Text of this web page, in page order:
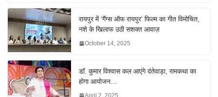
रायपुर में ‘गैंग्स ऑफ रायपुर’ फिल्म का गीत विमोचित,
नशे के खिलाफ उठी सशक्त आवाज़
October 14, 2025
डॉ. कुमार विश्वास कल आएंगे दंतेवाड़ा, रामकथा का
होगा आयोजन…
April 2, 2025